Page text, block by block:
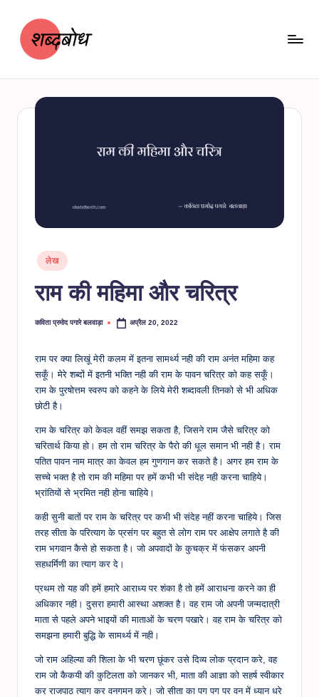
बो
Posted
in
लेख
राम की महिमा और चरित्र
Posted
कविता प्रमोद पगारे बलवाड़ा अप्रैल 20, 2022
राम पर क्या लिखूं मेरी कलम में इतना सामर्थ्य नही की राम अनंत महिमा कह
सकूँ। मेरे शब्दों में इतनी भक्ति नही की राम के पावन चरित्र को कह सकूँ।
राम के पुरषोत्तम स्वरुप को कहने के लिये मेरी शब्दावली तिनको से भी अधिक
छोटी है।
राम के चरित्र को केवल वहीं समझ सकता है, जिसने राम जैसे चरित्र को
चरितार्थ किया हो। हम तो राम चरित्र के पैरो की धूल समान भी नही है। राम
पतित पावन नाम मात्र का केवल हम गुणगान कर सकते है। अगर हम राम के
सच्चे भक्त है तो राम की महिमा पर हमें कभी भी संदेह नही करना चाहिये।
भ्रांतियों से भ्रमित नही होना चाहिये।
कही सुनी बातों पर राम के चरित्र पर कभी भी संदेह नहीं करना चाहिये। जिस
तरह सीता के परित्याग के प्रसंग पर बहुत से लोग राम पर आक्षेप लगाते है की
राम भगवान कैसे हो सकता है। जो अपवादों के कुचक्र में फंसकर अपनी
सहधर्मिणी का त्याग कर दे।
प्रथम तो यह की हमें हमारे आराध्य पर शंका है तो हमें आराधना करने का ही
अधिकार नही। दुसरा हमारी आस्था अशक्त है। वह राम जो अपनी जन्मदात्री
माता से पहले अपने भाइयों की माताओं के चरण पखारे। वह राम के चरित्र को
समझना हमारी बुद्धि के सामर्थ्य में नही।
जो राम अहिल्या की शिला के भी चरण छूंकर उसे दिव्य लोक प्रदान करे, वह
राम जो कैकयी की कुटिलता को जानकर भी, माता की आज्ञा को सहर्ष स्वीकार
कर राजपाठ त्याग कर वनगमन करे। जो सीता का पग पग पर वन में ध्यान धरे